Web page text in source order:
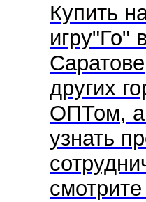
Купить
игру"Го"
других
ОПТом, а
узнать